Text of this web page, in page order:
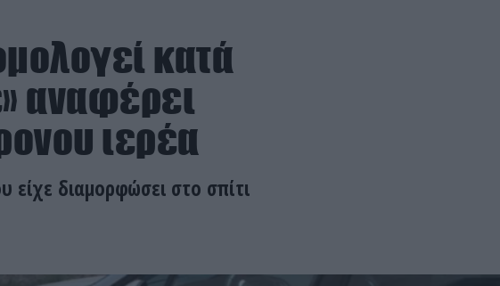
κατά
αναφέρει
ιερέα
είχε διαμορφώσει στο σπίτι